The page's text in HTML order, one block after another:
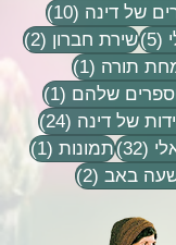
של דינה (10)
10 פוסטים
(5) 5 פוסטיםשירת חברון (2)
2 פוסטים
תורה (1)
פוסט 1
שלהם (1)
פוסט 1
של דינה (24)
24 פוסטים
(32) 32 פוסטים
תמונות (1)
באב (2) 2 פוסטים